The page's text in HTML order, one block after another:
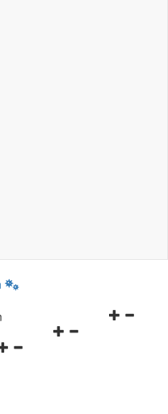
Navigationsmenü